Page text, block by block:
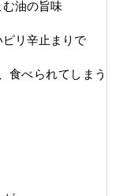
む油の旨味
リ辛止まりで
食べられてしまう